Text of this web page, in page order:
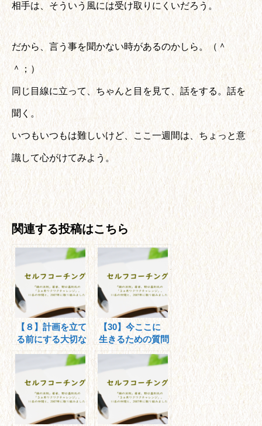
相手は、そういう風には受け取りにくいだろう。
だから、言う事を聞かない時があるのかしら。（＾
＾；）
同じ目線に立って、ちゃんと目を見て、話をする。話を
聞く。
いつもいつもは難しいけど、ここ一週間は、ちょっと意
識して心がけてみよう。
関連する投稿はこちら
【８】計画を立て
る前にする大切な
ことは？
【30】今ここに
生きるための質問